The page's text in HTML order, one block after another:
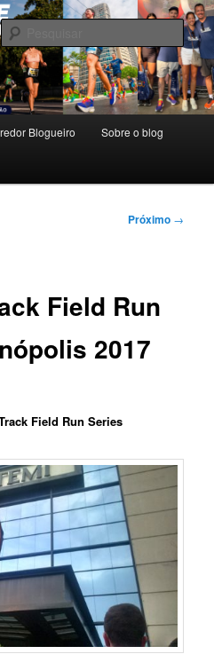
Blogueiro Sobre o blog
Próximo →
Field Run
2017
Field Run Series